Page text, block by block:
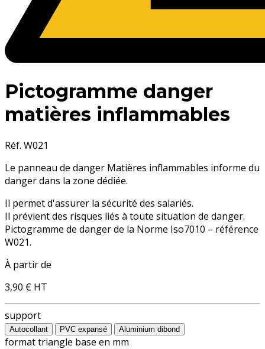
Pictogramme danger
matières inflammables
Réf. W021
Le panneau de danger Matières inflammables informe du
danger dans la zone dédiée.
Il permet d'assurer la sécurité des salariés.
Il prévient des risques liés à toute situation de danger.
Pictogramme de danger de la Norme Iso7010 – référence
W021.
À partir de
3,90 € HT
support
Autocollant PVC expansé Aluminium dibond
format triangle base en mm